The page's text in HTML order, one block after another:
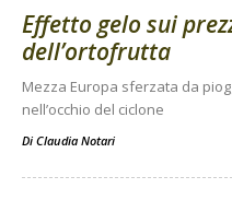
Effetto gelo sui
dell’ortofrutta
Mezza Europa sferzata da
nell’occhio del ciclone
Di Claudia Notari